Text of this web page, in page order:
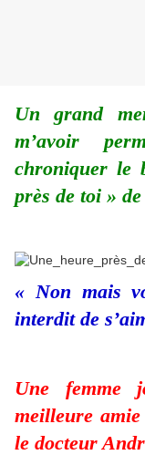
Un grand
m’avoir
chroniquer le
près de toi »
« Non mais
interdit de
Une femme
meilleure
le docteur